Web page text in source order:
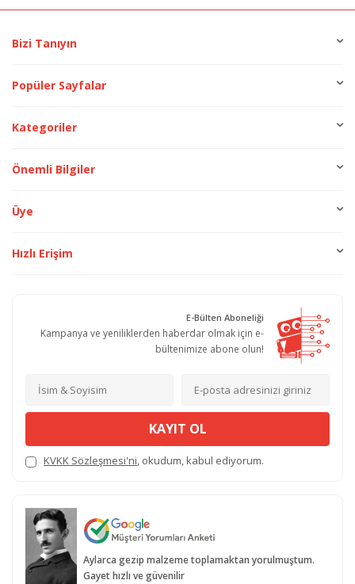
Bizi Tanıyın
Popüler Sayfalar
Kategoriler
Önemli Bilgiler
Üye
Hızlı Erişim
E-Bülten Aboneliği
Kampanya ve yeniliklerden haberdar olmak için e-
bültenimize abone olun!
KAYIT OL
KVKK Sözleşmesi'ni, okudum, kabul ediyorum.
Aylarca gezip malzeme toplamaktan yorulmuştum.
Gayet hızlı ve güvenilir